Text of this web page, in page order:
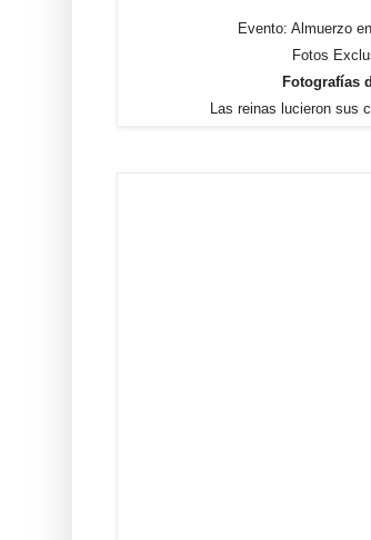
Evento: Almuerzo
Fotos
Fotografías
Las reinas lucieron sus